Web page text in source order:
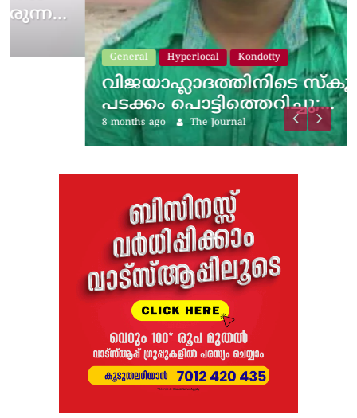
General Hyperlocal Kondotty
വിജയാഹ്ലാദത്തിനിടെ സ്കൂട്ടറിലെ
പടക്കം പൊട്ടിത്തെറിച്ചു;…
The Journal